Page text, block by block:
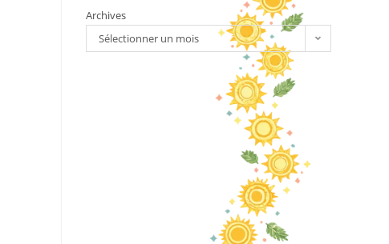
Archives
Sélectionner un mois